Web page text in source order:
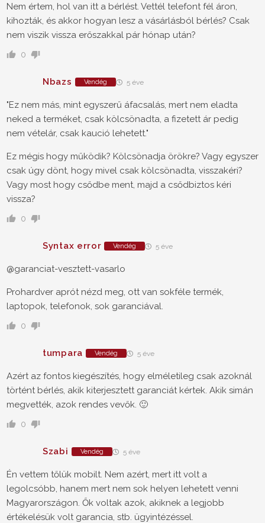
Nem értem, hol van itt a bérlést. Vettél telefont fél áron,
kihozták, és akkor hogyan lesz a vásárlásból bérlés? Csak
nem viszik vissza erőszakkal pár hónap után?
0
Nbazs Vendég 5 éve
"Ez nem más, mint egyszerű áfacsalás, mert nem eladta
neked a terméket, csak kölcsönadta, a fizetett ár pedig
nem vételár, csak kaució lehetett."
Ez mégis hogy működik? Kölcsönadja örökre? Vagy egyszer
csak úgy dönt, hogy mivel csak kölcsönadta, visszakéri?
Vagy most hogy csődbe ment, majd a csődbiztos kéri
vissza?
0
Syntax error Vendég 5 éve
@garanciat-vesztett-vasarlo
Prohardver aprót nézd meg, ott van sokféle termék,
laptopok, telefonok, sok garanciával.
0
tumpara Vendég 5 éve
Azért az fontos kiegészítés, hogy elméletileg csak azoknál
történt bérlés, akik kiterjesztett garanciát kértek. Akik simán
megvették, azok rendes vevők. 🙂
0
Szabi Vendég 5 éve
Én vettem tőlük mobilt. Nem azért, mert itt volt a
legolcsóbb, hanem mert nem sok helyen lehetett venni
Magyarországon. Ők voltak azok, akiknek a legjobb
értékelésük volt garancia, stb. ügyintézéssel.